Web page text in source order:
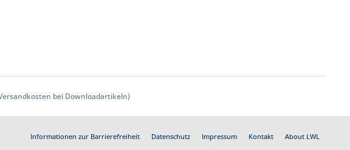
bei Downloadartikeln)
Informationen zur Barrierefreiheit Datenschutz Impressum Kontakt About LWL